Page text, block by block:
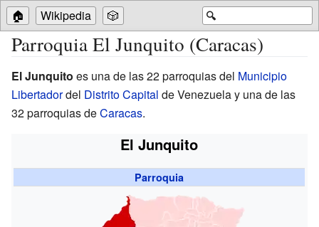
🔍
🏠 Wikipedia 🎲
Parroquia El Junquito (Caracas)
El Junquito es una de las 22 parroquias del Municipio
Libertadordel Distrito Capital de Venezuela y una de las
32 parroquias deCaracas.
El Junquito
Parroquia